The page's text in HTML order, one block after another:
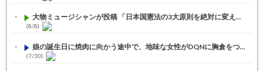
大物ミュージシャンが投稿 「日本国憲法の3大原則を絶対に変え...
(8/8)
娘の誕生日に焼肉に向かう途中で、地味な女性がDQNに胸倉をつ...
(7/30)